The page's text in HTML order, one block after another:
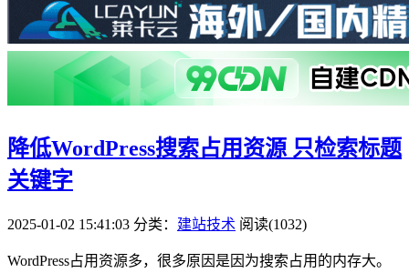
降低WordPress搜索占用资源 只检索标题
关键字
2025-01-02 15:41:03 分类： 建站技术 阅读(1032)
WordPress占用资源多，很多原因是因为搜索占用的内存大。